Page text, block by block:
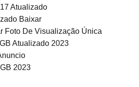
Atualizado
Baixar
Foto De Visualização Única
Atualizado 2023
2023